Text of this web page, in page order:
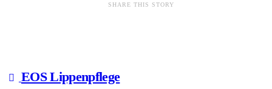
SHARE THIS STORY
EOS Lippenpflege